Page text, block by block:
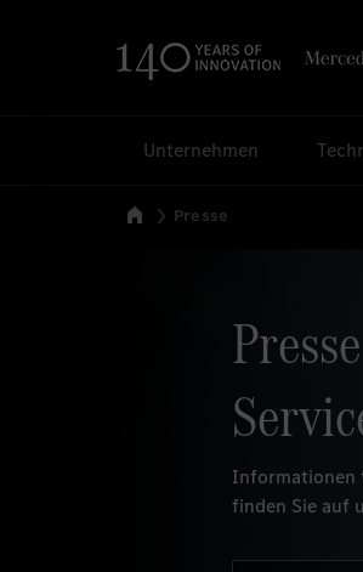
Unternehmen
Startseite
Presse
Informationen
finden Sie auf